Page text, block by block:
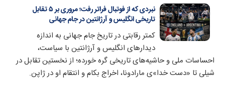
نبردی که از فوتبال فراتر رفت؛ مروری بر ۵ تقابل
تاریخی انگلیس و آرژانتین در جام جهانی
کمتر رقابتی در تاریخ جام جهانی به اندازه
دیدارهای انگلیس و آرژانتین با سیاست،
احساسات ملی و حاشیه‌های تاریخی گره خورده؛ از نخستین تقابل در
شیلی تا «دست خدا»ی مارادونا، اخراج بکام و انتقام او در ژاپن.